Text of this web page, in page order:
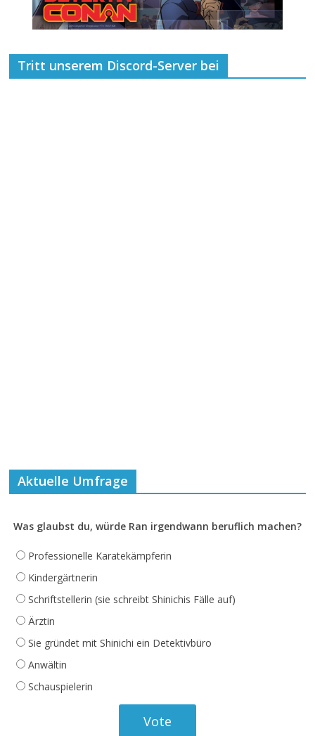
Tritt unserem Discord-Server bei
Aktuelle Umfrage
Was glaubst du, würde Ran irgendwann beruflich machen?
Professionelle Karatekämpferin
Kindergärtnerin
Schriftstellerin (sie schreibt Shinichis Fälle auf)
Ärztin
Sie gründet mit Shinichi ein Detektivbüro
Anwältin
Schauspielerin